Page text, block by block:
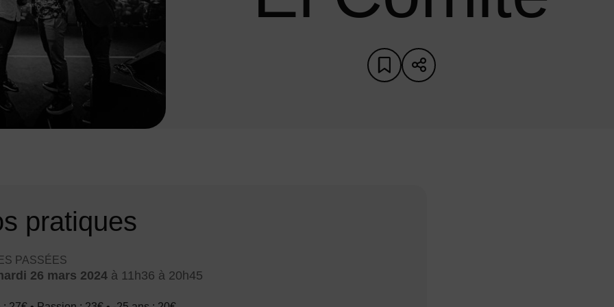
Ajouter aux favoris
Partager sur les réseaux
pratiques
en cours
PASSÉES
26 mars 2024 à 11h36 à 20h45